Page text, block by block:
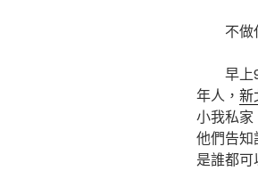
不做任
早上9
年人， 新
小我私家
他們告
是誰都